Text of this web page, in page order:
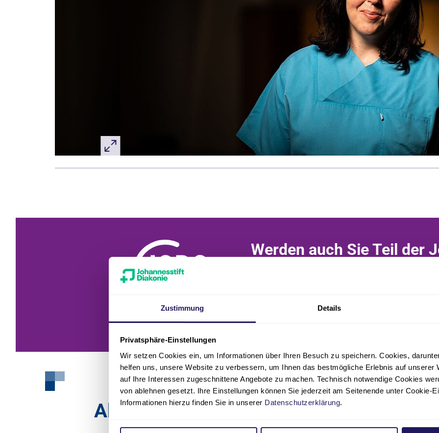
Zustimmung Details
Privatsphäre-Einstellungen
Wir setzen Cookies ein, um Informationen über Ihren Besuch zu speichern. Cookies,
helfen uns, unsere Website zu verbessern, um Ihnen das bestmögliche Erlebnis auf unserer
auf Ihre Interessen zugeschnittene Angebote zu machen. Technisch notwendige Cookies
von ablehnen gesetzt. Ihre Einstellungen können Sie jederzeit am Seitenende unter Cookie-
Informationen hierzu finden Sie in unserer Datenschutzerklärung.
Werden auch Sie Teil der
Unsere Mitarbeitenden freuen sich über Verstärkung
Aktuelle Stories